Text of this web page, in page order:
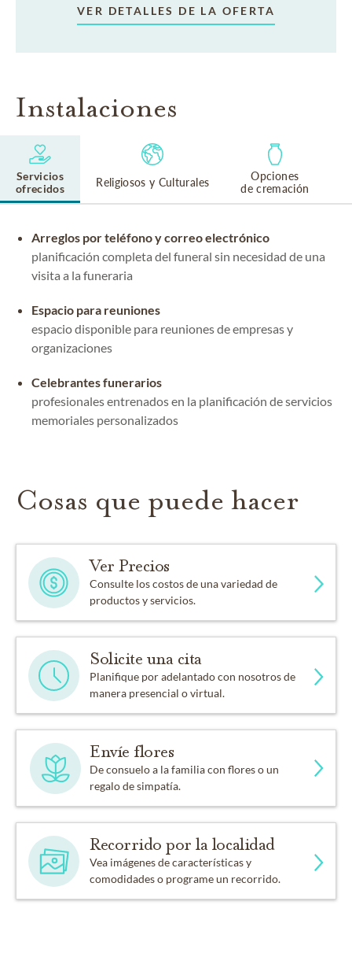
VER DETALLES DE LA OFERTA
Instalaciones
Servicios
ofrecidos
Religiosos y Culturales
Opciones
de cremación
Arreglos por teléfono y correo electrónico
planificación completa del funeral sin necesidad de una
visita a la funeraria
Espacio para reuniones
espacio disponible para reuniones de empresas y
organizaciones
Celebrantes funerarios
profesionales entrenados en la planificación de servicios
memoriales personalizados
Cosas que puede hacer
Ver Precios
Consulte los costos de una variedad de
productos y servicios.
Solicite una cita
Planifique por adelantado con nosotros de
manera presencial o virtual.
Envíe flores
De consuelo a la familia con flores o un
regalo de simpatía.
Recorrido por la localidad
Vea imágenes de características y
comodidades o programe un recorrido.